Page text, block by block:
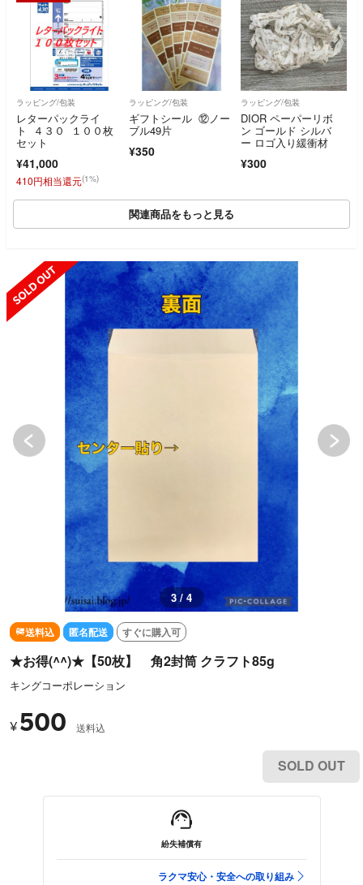
ラッピング/包装
レターパックライ
ト ４３０ １００枚
セット
¥41,000
410円相当還元(1%)
ラッピング/包装
ギフトシール ⑫ノー
ブル49片
¥350
ラッピング/包装
DIOR ペーパーリボ
ン ゴールド シルバ
ー ロゴ入り緩衝材
¥300
関連商品をもっと見る
SOLD OUT
3 / 4
送料込 匿名配送 すぐに購入可
★お得(^^)★【50枚】 角2封筒 クラフト85g
キングコーポレーション
¥ 500 送料込
SOLD OUT
紛失補償有
ラクマ安心・安全への取り組み